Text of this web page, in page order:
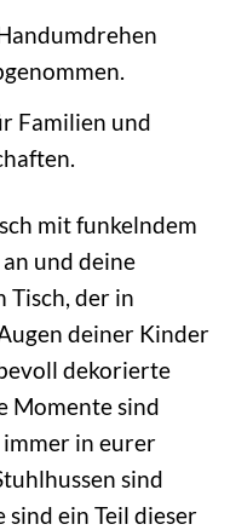
Familien und
mit funkelndem
und deine
Tisch, der in
deiner Kinder
dekorierte
Momente sind
in eurer
sind
ein Teil dieser